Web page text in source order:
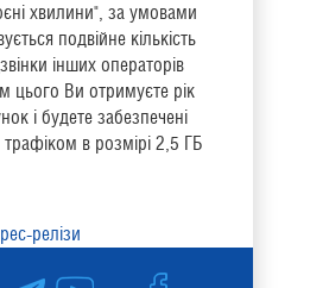
хвилини", за умовами
подвійне кількість
інших операторів
цього Ви отримуєте рік
і будете забезпечені
в розмірі 2,5 ГБ
релізи